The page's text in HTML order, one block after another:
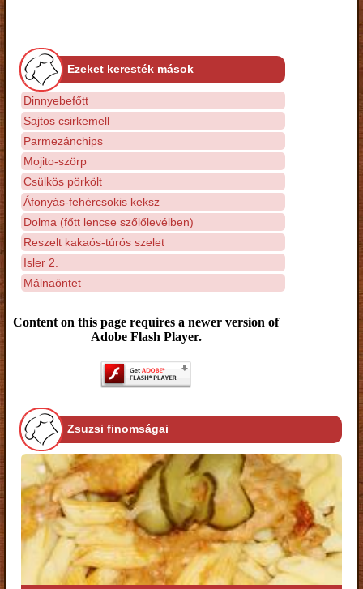
Ezeket keresték mások
Dinnyebefőtt
Sajtos csirkemell
Parmezánchips
Mojito-szörp
Csülkös pörkölt
Áfonyás-fehércsokis keksz
Dolma (főtt lencse szőlőlevélben)
Reszelt kakaós-túrós szelet
Isler 2.
Málnaöntet
Content on this page requires a newer version of
Adobe Flash Player.
Zsuzsi finomságai